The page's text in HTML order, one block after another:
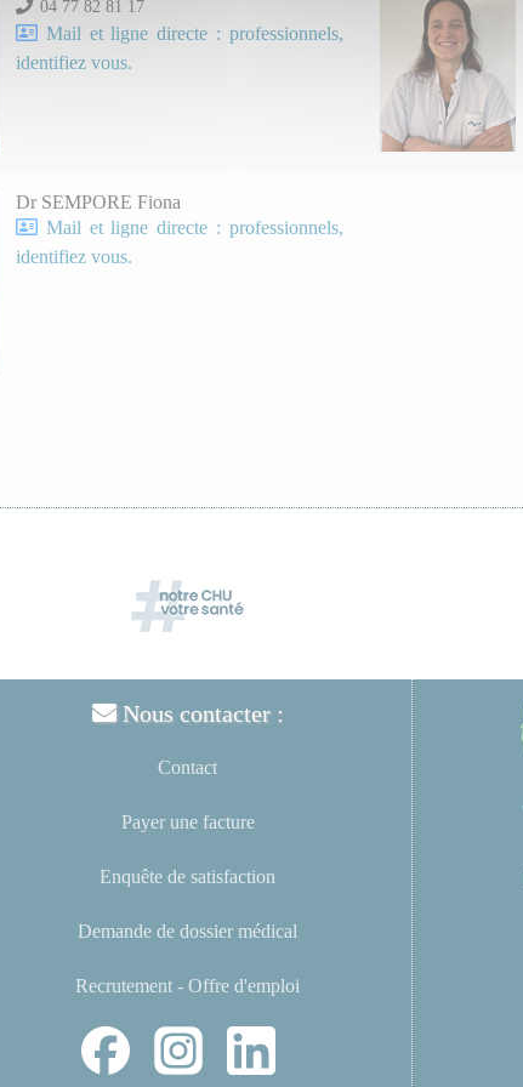
04 77 82 81 17
Mail et ligne directe : professionnels,
identifiez vous.
Dr SEMPORE Fiona
Mail et ligne directe : professionnels,
identifiez vous.
Nous contacter :
Contact
Payer une facture
Enquête de satisfaction
Demande de dossier médical
Recrutement - Offre d'emploi